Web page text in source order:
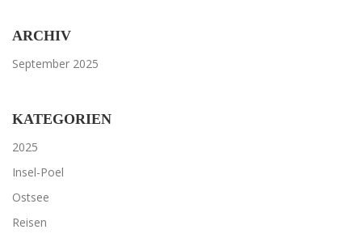
ARCHIV
September 2025
KATEGORIEN
2025
Insel-Poel
Ostsee
Reisen